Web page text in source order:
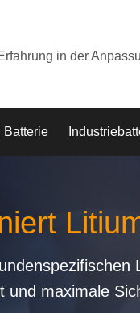
in der
Batterie
und maximale